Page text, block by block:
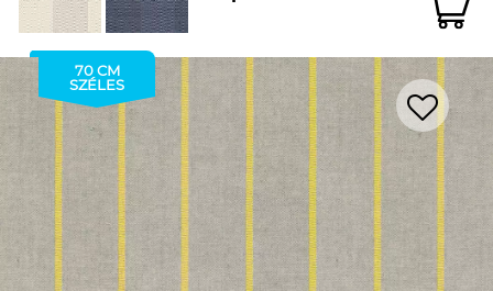
70 CM
SZÉLES